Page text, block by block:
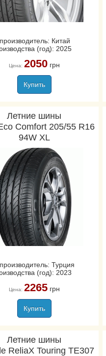
Китай
(год): 2025
Цена: 2050грн
Купить
Летние шины
Comfort 205/55 R16
94W XL
Турция
(год): 2023
Цена: 2265грн
Купить
Летние шины
ReliaX Touring TE307